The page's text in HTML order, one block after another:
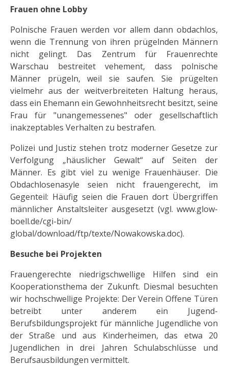
Frauen ohne Lobby
Polnische Frauen werden vor allem dann obdachlos,
wenn die Trennung von ihren prügelnden Männern
nicht gelingt. Das Zentrum für Frauenrechte
Warschau bestreitet vehement, dass polnische
Männer prügeln, weil sie saufen. Sie prügelten
vielmehr aus der weitverbreiteten Haltung heraus,
dass ein Ehemann ein Gewohnheitsrecht besitzt, seine
Frau für "unangemessenes" oder gesellschaftlich
inakzeptables Verhalten zu bestrafen.
Polizei und Justiz stehen trotz moderner Gesetze zur
Verfolgung „häuslicher Gewalt“ auf Seiten der
Männer. Es gibt viel zu wenige Frauenhäuser. Die
Obdachlosenasyle seien nicht frauengerecht, im
Gegenteil: Häufig seien die Frauen dort Übergriffen
männlicher Anstaltsleiter ausgesetzt (vgl. www.glow-
boell.de/cgi-bin/
global/download/ftp/texte/Nowakowska.doc).
Besuche bei Projekten
Frauengerechte niedrigschwellige Hilfen sind ein
Kooperationsthema der Zukunft. Diesmal besuchten
wir hochschwellige Projekte: Der Verein Offene Türen
betreibt unter anderem ein Jugend-
Berufsbildungsprojekt für männliche Jugendliche von
der Straße und aus Kinderheimen, das etwa 20
Jugendlichen in drei Jahren Schulabschlüsse und
Berufsausbildungen vermittelt.